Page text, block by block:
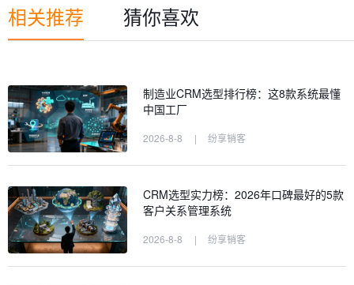
相关推荐 猜你喜欢
制造业CRM选型排行榜：这8款系统最懂
中国工厂
2026-8-8 | 纷享销客
CRM选型实力榜：2026年口碑最好的5款
客户关系管理系统
2026-8-8 | 纷享销客